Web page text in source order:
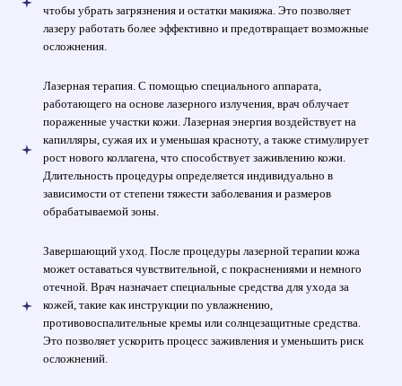
чтобы убрать загрязнения и остатки макияжа. Это позволяет
лазеру работать более эффективно и предотвращает возможные
осложнения.
Лазерная терапия. С помощью специального аппарата,
работающего на основе лазерного излучения, врач облучает
пораженные участки кожи. Лазерная энергия воздействует на
капилляры, сужая их и уменьшая красноту, а также стимулирует
рост нового коллагена, что способствует заживлению кожи.
Длительность процедуры определяется индивидуально в
зависимости от степени тяжести заболевания и размеров
обрабатываемой зоны.
Завершающий уход. После процедуры лазерной терапии кожа
может оставаться чувствительной, с покраснениями и немного
отечной. Врач назначает специальные средства для ухода за
кожей, такие как инструкции по увлажнению,
противовоспалительные кремы или солнцезащитные средства.
Это позволяет ускорить процесс заживления и уменьшить риск
осложнений.